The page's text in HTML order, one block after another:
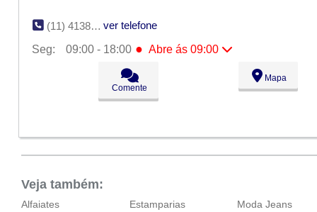
(11) 4138-4572
ver telefone
Seg:
09:00 - 18:00 ● Abre ás 09:00
09:00 - 18:00
09:00 - 18:00
09:00 - 18:00
Comente
Mapa
Veja também:
Alfaiates
Estamparias
Moda Jeans